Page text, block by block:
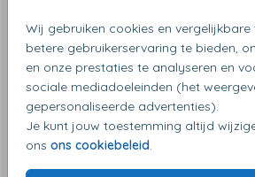
Wij gebruiken cookies en vergelijkbare
betere gebruikerservaring te bieden,
en onze prestaties te analyseren en
sociale mediadoeleinden (het
gepersonaliseerde advertenties).
Je kunt jouw toestemming altijd
ons ons cookiebeleid